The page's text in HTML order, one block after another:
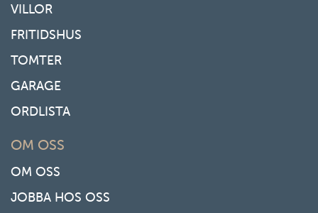
VILLOR
FRITIDSHUS
TOMTER
GARAGE
ORDLISTA
OM OSS
OM OSS
JOBBA HOS OSS